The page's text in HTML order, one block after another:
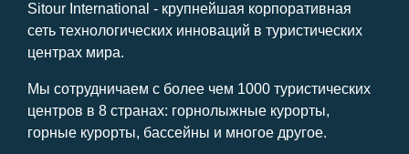
Sitour International - крупнейшая корпоративная
сеть технологических инноваций в туристических
центрах мира.
Мы сотрудничаем с более чем 1000 туристических
центров в 8 странах: горнолыжные курорты,
горные курорты, бассейны и многое другое.